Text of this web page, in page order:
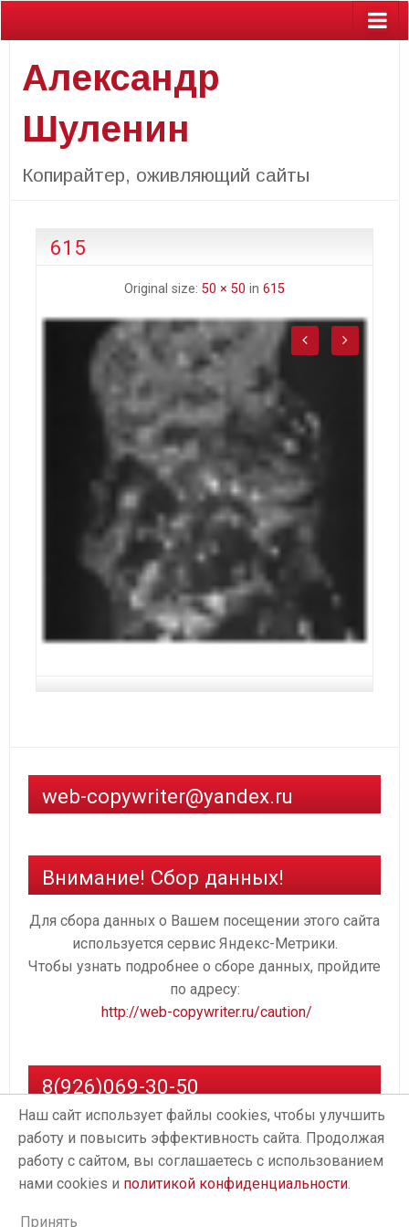
Александр
Шуленин
Копирайтер, оживляющий сайты
615
Original size: 50 × 50 in 615
web-copywriter@yandex.ru
Внимание! Сбор данных!
Для сбора данных о Вашем посещении этого сайта
используется сервис Яндекс-Метрики.
Чтобы узнать подробнее о сборе данных, пройдите
по адресу:
http://web-copywriter.ru/caution/
8(926)069-30-50
Наш сайт использует файлы cookies, чтобы улучшить
работу и повысить эффективность сайта. Продолжая
работу с сайтом, вы соглашаетесь с использованием
нами cookies и политикой конфиденциальности.
Принять